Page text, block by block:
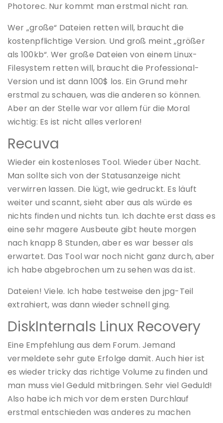
Photorec. Nur kommt man erstmal nicht ran.
Wer „große“ Dateien retten will, braucht die
kostenpflichtige Version. Und groß meint „größer
als 100kb“. Wer große Dateien von einem Linux-
Filesystem retten will, braucht die Professional-
Version und ist dann 100$ los. Ein Grund mehr
erstmal zu schauen, was die anderen so können.
Aber an der Stelle war vor allem für die Moral
wichtig: Es ist nicht alles verloren!
Recuva
Wieder ein kostenloses Tool. Wieder über Nacht.
Man sollte sich von der Statusanzeige nicht
verwirren lassen. Die lügt, wie gedruckt. Es läuft
weiter und scannt, sieht aber aus als würde es
nichts finden und nichts tun. Ich dachte erst dass es
eine sehr magere Ausbeute gibt heute morgen
nach knapp 8 Stunden, aber es war besser als
erwartet. Das Tool war noch nicht ganz durch, aber
ich habe abgebrochen um zu sehen was da ist.
Dateien! Viele. Ich habe testweise den jpg-Teil
extrahiert, was dann wieder schnell ging.
DiskInternals Linux Recovery
Eine Empfehlung aus dem Forum. Jemand
vermeldete sehr gute Erfolge damit. Auch hier ist
es wieder tricky das richtige Volume zu finden und
man muss viel Geduld mitbringen. Sehr viel Geduld!
Also habe ich mich vor dem ersten Durchlauf
erstmal entschieden was anderes zu machen